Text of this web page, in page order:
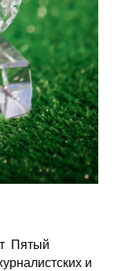
Пятый
и